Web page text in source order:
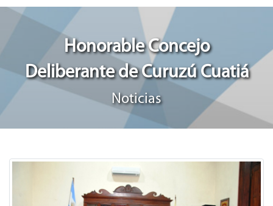
Honorable Concejo
Deliberante de Curuzú Cuatiá
Noticias